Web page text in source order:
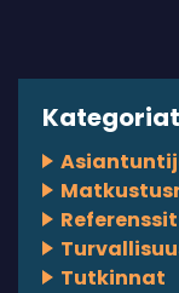
Kategoriat
Referenssit
Tutkinnat